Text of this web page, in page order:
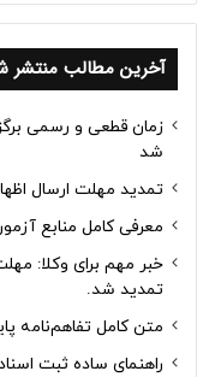
آخرین مطالب منتشر
شد
تمدید مهلت ارسال
معرفی کامل منابع آزمون وکالت 1405
تمدید شد.
متن کامل تفاهم‌نامه
راهنمای ساده ثبت